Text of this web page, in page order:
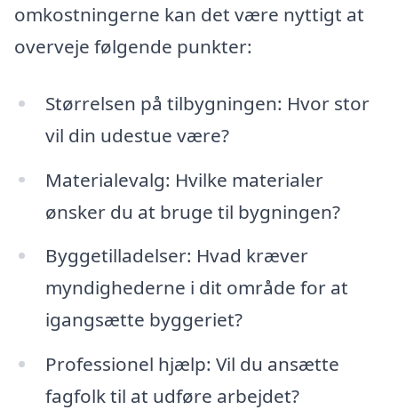
omkostningerne kan det være nyttigt at
overveje følgende punkter:
Størrelsen på tilbygningen: Hvor stor
vil din udestue være?
Materialevalg: Hvilke materialer
ønsker du at bruge til bygningen?
Byggetilladelser: Hvad kræver
myndighederne i dit område for at
igangsætte byggeriet?
Professionel hjælp: Vil du ansætte
fagfolk til at udføre arbejdet?